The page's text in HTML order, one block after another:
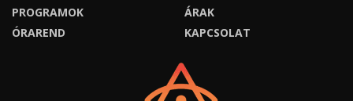
PROGRAMOK
ÁRAK
ÓRAREND
KAPCSOLAT